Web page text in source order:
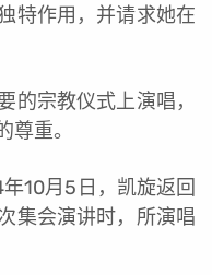
特作用，并请求她在
的宗教仪式上演唱，
重。
10月5日，凯旋返回
集会演讲时，所演唱